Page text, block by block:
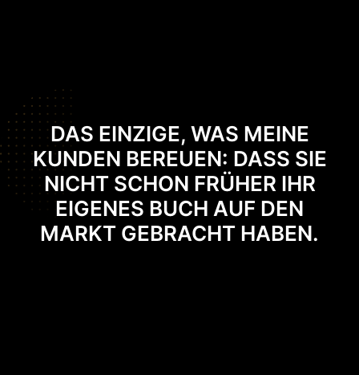
DAS EINZIGE, WAS MEINE
KUNDEN BEREUEN: DASS SIE
NICHT SCHON FRÜHER IHR
EIGENES BUCH AUF DEN
MARKT GEBRACHT HABEN.